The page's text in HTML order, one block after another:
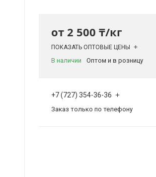
от 2 500 ₸/кг
ПОКАЗАТЬ ОПТОВЫЕ ЦЕНЫ
В наличии Оптом и в розницу
+7 (727) 354-36-36
Заказ только по телефону